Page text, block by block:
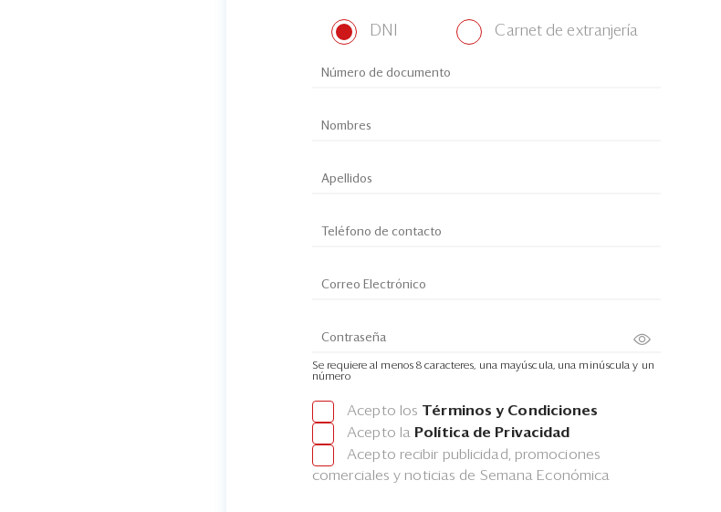
DNI Carnet de extranjería
Se requiere al menos 8 caracteres, una mayúscula, una minúscula y un
número
Acepto los Términos y Condiciones
Acepto la Política de Privacidad
Acepto recibir publicidad, promociones
comerciales y noticias de Semana Económica